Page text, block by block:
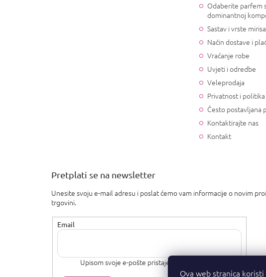
Ova web stranica
Odaberite parfem
dominantnoj
Sastav i vrste mirisa
Način dostave i
Vraćanje robe
Uvjeti i odredbe
Veleprodaja
Privatnost i
Često postavljana
Kontaktirajte nas
Kontakt
Pretplati se na newsletter
Unesite svoju e-mail adresu i poslat ćemo vam informacije o novim
trgovini.
Email
Upisom svoje e-pošte pristajete na